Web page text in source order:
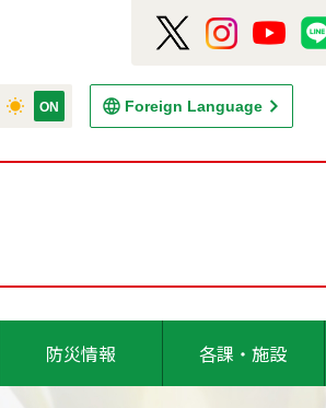
Foreign Language
防災情報 各課・施設